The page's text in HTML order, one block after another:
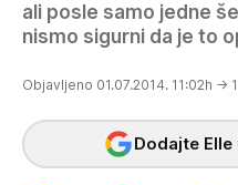
ali posle samo jedne
nismo sigurni da je to
Objavljeno 01.07.2014. 11:02h →
Dodajte